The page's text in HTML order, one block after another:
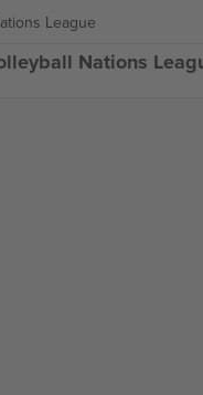
League
Nations